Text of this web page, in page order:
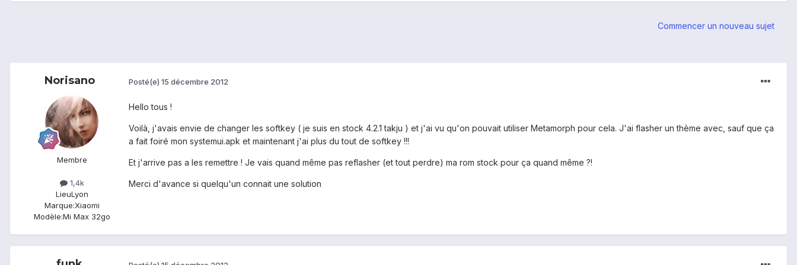
Commencer un nouveau sujet
Norisano
Membre
1,4k
LieuLyon
Marque:Xiaomi
Modèle:Mi Max 32go
Posté(e) 15 décembre 2012
Hello tous !
Voilà, j'avais envie de changer les softkey ( je suis en stock 4.2.1 takju ) et j'ai vu qu'on pouvait utiliser Metamorph pour cela. J'ai flasher un thème avec, sauf que ça
a fait foiré mon systemui.apk et maintenant j'ai plus du tout de softkey !!!
Et j'arrive pas a les remettre ! Je vais quand même pas reflasher (et tout perdre) ma rom stock pour ça quand même ?!
Merci d'avance si quelqu'un connait une solution